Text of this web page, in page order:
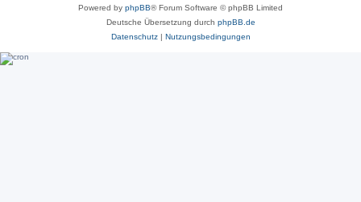
Powered by phpBB® Forum Software © phpBB Limited
Deutsche Übersetzung durch phpBB.de
Datenschutz| Nutzungsbedingungen